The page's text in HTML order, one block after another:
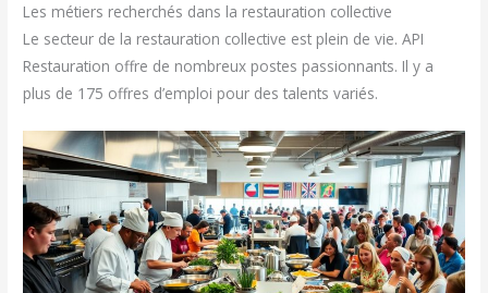
Les métiers recherchés dans la restauration collective
Le secteur de la restauration collective est plein de vie. API
Restauration offre de nombreux postes passionnants. Il y a
plus de 175 offres d’emploi pour des talents variés.